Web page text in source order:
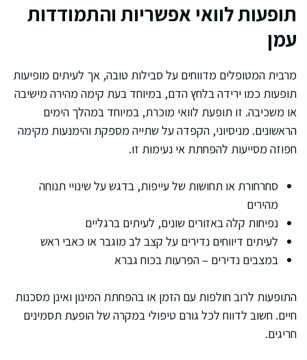
תופעות לוואי אפשריות והתמודדות
עמן
מרבית המטופלים מדווחים על סבילות טובה, אך לעיתים מופיעות
תופעות כמו ירידה בלחץ הדם, במיוחד בעת קימה מהירה מישיבה
או משכיבה. זו תופעת לוואי מוכרת, במיוחד במהלך הימים
הראשונים. מניסיוני, הקפדה על שתייה מספקת והימנעות מקימה
חפוזה מסייעות להפחתת אי נעימות זו.
סחרחורת או תחושות של עייפות, בדגש על שינויי תנוחה
מהירים
נפיחות קלה באזורים שונים, לעיתים ברגליים
לעיתים דיווחים נדירים על קצב לב מוגבר או כאבי ראש
במצבים נדירים – הפרעות בכוח גברא
התופעות לרוב חולפות עם הזמן או בהפחתת המינון ואינן מסכנות
חיים. חשוב לדווח לכל גורם טיפולי במקרה של הופעת תסמינים
חריגים.